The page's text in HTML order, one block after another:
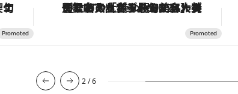
ギフトまで。大人のための「ReFa GINZA」クルーズ 「土佐和ハーブかき氷」がOMO7高知に登場！生姜、山椒、大葉など目にも舌にも涼を呼ぶ郷土の味
3/6